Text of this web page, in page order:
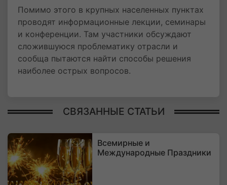
Помимо этого в крупных населенных пунктах
проводят информационные лекции, семинары
и конференции. Там участники обсуждают
сложившуюся проблематику отрасли и
сообща пытаются найти способы решения
наиболее острых вопросов.
СВЯЗАННЫЕ СТАТЬИ
Всемирные и
Международные Праздники